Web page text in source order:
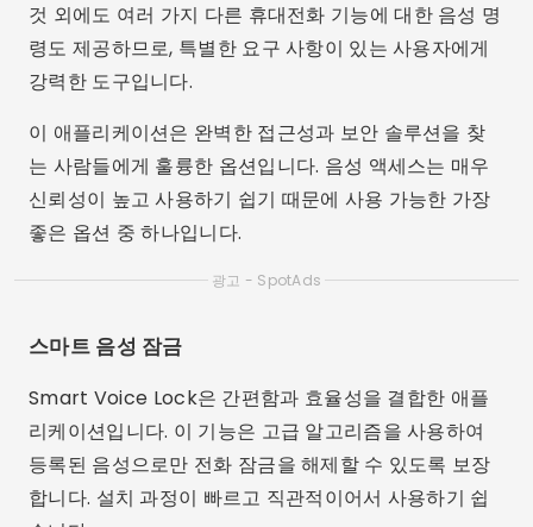
것 외에도 여러 가지 다른 휴대전화 기능에 대한 음성 명
령도 제공하므로, 특별한 요구 사항이 있는 사용자에게
강력한 도구입니다.
이 애플리케이션은 완벽한 접근성과 보안 솔루션을 찾
는 사람들에게 훌륭한 옵션입니다. 음성 액세스는 매우
신뢰성이 높고 사용하기 쉽기 때문에 사용 가능한 가장
좋은 옵션 중 하나입니다.
광고 - SpotAds
스마트 음성 잠금
Smart Voice Lock은 간편함과 효율성을 결합한 애플
리케이션입니다. 이 기능은 고급 알고리즘을 사용하여
등록된 음성으로만 전화 잠금을 해제할 수 있도록 보장
합니다. 설치 과정이 빠르고 직관적이어서 사용하기 쉽